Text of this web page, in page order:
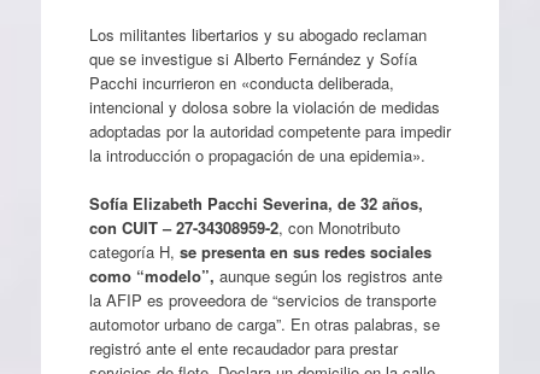
Los militantes libertarios y su abogado reclaman
que se investigue si Alberto Fernández y Sofía
Pacchi incurrieron en «conducta deliberada,
intencional y dolosa sobre la violación de medidas
adoptadas por la autoridad competente para impedir
la introducción o propagación de una epidemia».
Sofía Elizabeth Pacchi Severina, de 32 años,
con CUIT – 27-34308959-2, con Monotributo
categoría H, se presenta en sus redes sociales
como “modelo”, aunque según los registros ante
la AFIP es proveedora de “servicios de transporte
automotor urbano de carga”. En otras palabras, se
registró ante el ente recaudador para prestar